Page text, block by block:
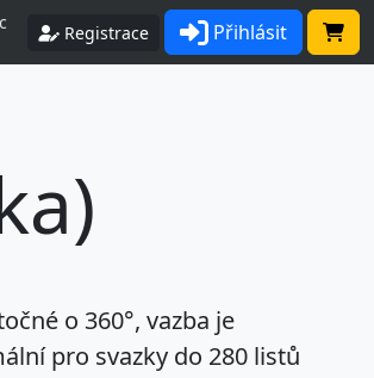
Registrace Přihlásit
o 360°, vazba je
pro svazky do 280 listů